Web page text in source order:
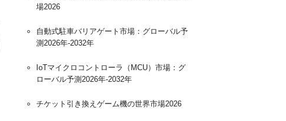
場2026
自動式駐車バリアゲート市場：グローバル予
測2026年-2032年
IoTマイクロコントローラ（MCU）市場：グ
ローバル予測2026年-2032年
チケット引き換えゲーム機の世界市場2026